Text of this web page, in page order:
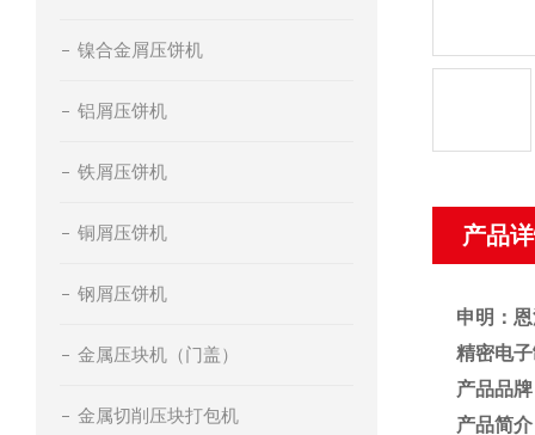
镍合金屑压饼机
铝屑压饼机
铁屑压饼机
铜屑压饼机
钢屑压饼机
金属压块机（门盖）
金属切削压块打包机
产品
申明：
精密电
产品品
产品简